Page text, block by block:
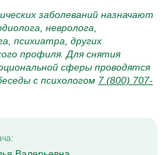
заболеваний назначают
невролога,
психиатра, других
профиля. Для снятия
сферы проводятся
с психологом 7 (800) 707-